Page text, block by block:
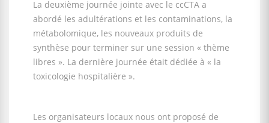
La deuxième journée jointe avec le ccCTA a
abordé les adultérations et les contaminations, la
métabolomique, les nouveaux produits de
synthèse pour terminer sur une session « thème
libres ». La dernière journée était dédiée à « la
toxicologie hospitalière ».
Les organisateurs locaux nous ont proposé de